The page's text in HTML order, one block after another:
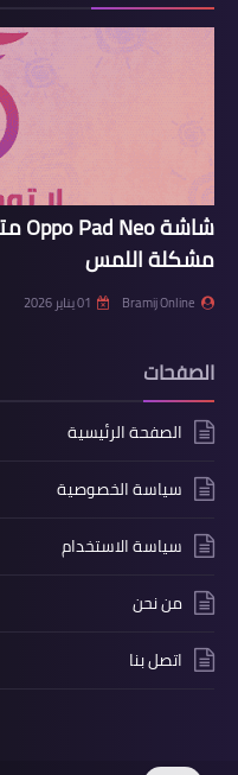
مشكلة اللمس
Bramij Online 01 يناير 2026
الصفحات
الصفحة الرئيسية
سياسة الخصوصية
سياسة الاستخدام
من نحن
اتصل بنا